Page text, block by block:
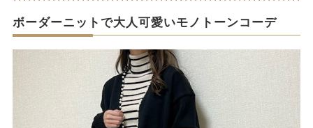
ボーダーニットで大人可愛いモノトーンコーデ